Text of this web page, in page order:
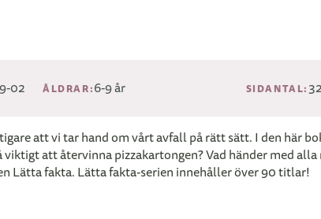
02 ÅLDRAR:6-9 år SIDANTAL:32
att vi tar hand om vårt avfall på rätt sätt. I den här
att återvinna pizzakartongen? Vad händer med
Lätta fakta. Lätta fakta-serien innehåller över 90 titlar!